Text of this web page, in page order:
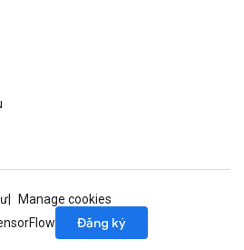
Manage cookies
Đăng ký